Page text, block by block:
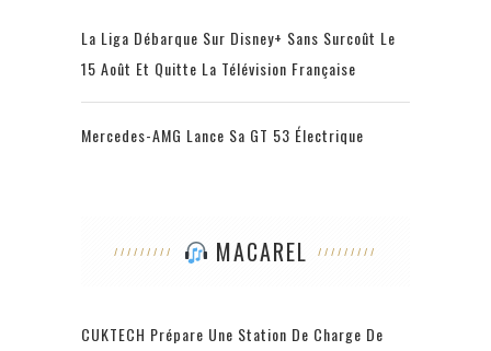
La Liga Débarque Sur Disney+ Sans Surcoût Le
15 Août Et Quitte La Télévision Française
Mercedes-AMG Lance Sa GT 53 Électrique
MACAREL
CUKTECH Prépare Une Station De Charge De